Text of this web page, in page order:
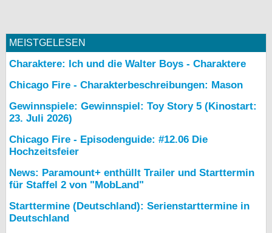
MEISTGELESEN
Charaktere: Ich und die Walter Boys - Charaktere
Chicago Fire - Charakterbeschreibungen: Mason
Gewinnspiele: Gewinnspiel: Toy Story 5 (Kinostart:
23. Juli 2026)
Chicago Fire - Episodenguide: #12.06 Die
Hochzeitsfeier
News: Paramount+ enthüllt Trailer und Starttermin
für Staffel 2 von "MobLand"
Starttermine (Deutschland): Serienstarttermine in
Deutschland